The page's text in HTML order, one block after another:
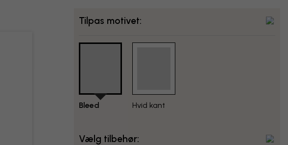
Tilpas motivet:
Bleed Hvid kant
Vælg tilbehør: